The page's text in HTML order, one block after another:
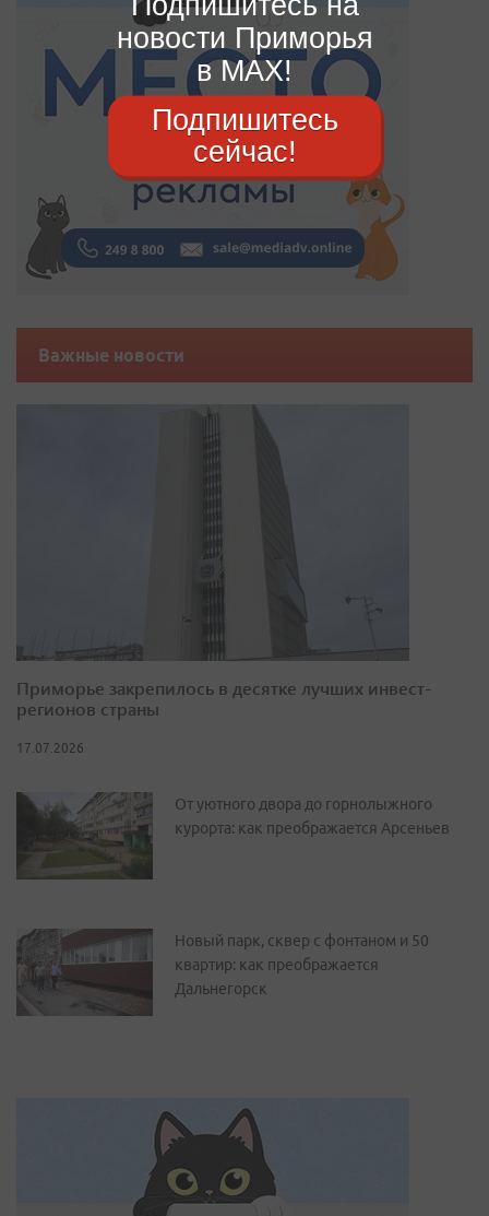
Важные новости
Приморье закрепилось в десятке лучших инвест-
регионов страны
17.07.2026
От уютного двора до горнолыжного
курорта: как преображается Арсеньев
Новый парк, сквер с фонтаном и 50
квартир: как преображается
Дальнегорск
новости Приморья
в MAX!
Подпишитесь
сейчас!